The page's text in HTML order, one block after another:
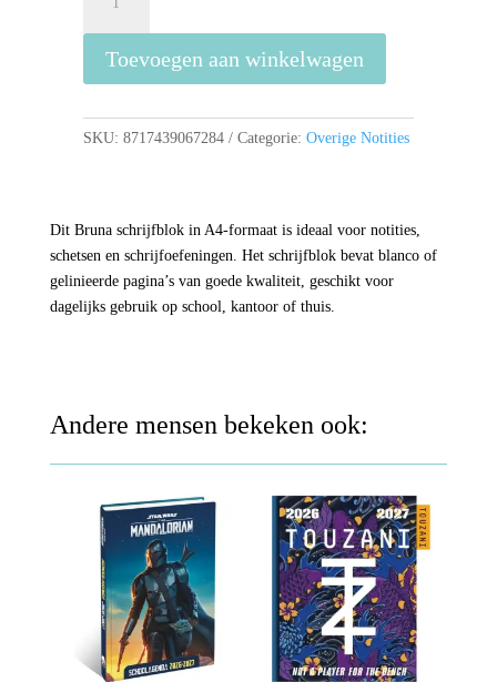
Schrijfblok
A4
aantalToevoegen aan winkelwagen
SKU: 8717439067284 Categorie: Overige Notities
Dit Bruna schrijfblok in A4-formaat is ideaal voor notities,
schetsen en schrijfoefeningen. Het schrijfblok bevat blanco of
gelinieerde pagina’s van goede kwaliteit, geschikt voor
dagelijks gebruik op school, kantoor of thuis.
Andere mensen bekeken ook: